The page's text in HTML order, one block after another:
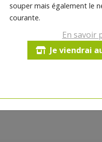
souper mais également le
courante.
En savoir
Je viendrai